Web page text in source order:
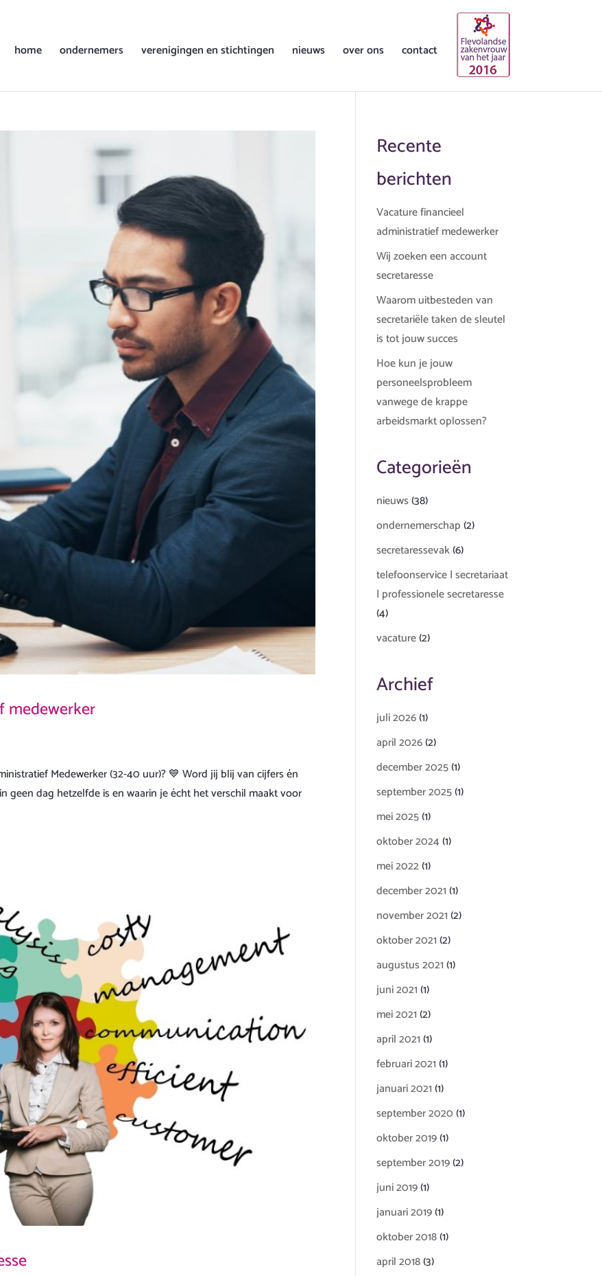
home ondernemers verenigingen en stichtingen nieuws over ons contact
medewerker
Medewerker (32-40 uur)? 💙 Word jij blij van cijfers én
geen dag hetzelfde is en waarin je écht het verschil maakt voor
Recente
berichten
Vacature financieel
administratief medewerker
Wij zoeken een account
secretaresse
Waarom uitbesteden van
secretariële taken de sleutel
is tot jouw succes
Hoe kun je jouw
personeelsprobleem
vanwege de krappe
arbeidsmarkt oplossen?
Categorieën
nieuws(38)
ondernemerschap(2)
secretaressevak(6)
telefoonservice | secretariaat
| professionele secretaresse
(4)
vacature(2)
Archief
juli 2026(1)
april 2026(2)
december 2025(1)
september 2025(1)
mei 2025(1)
oktober 2024(1)
mei 2022(1)
december 2021(1)
november 2021(2)
oktober 2021(2)
augustus 2021(1)
juni 2021(1)
mei 2021(2)
april 2021(1)
februari 2021(1)
januari 2021(1)
september 2020(1)
oktober 2019(1)
september 2019(2)
juni 2019(1)
januari 2019(1)
oktober 2018(1)
april 2018(3)